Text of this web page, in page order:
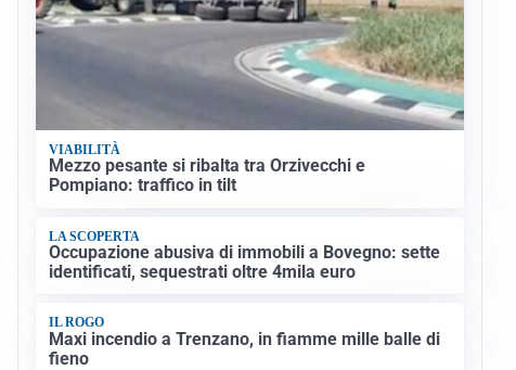
VIABILITÀ
Mezzo pesante si ribalta tra Orzivecchi e
Pompiano: traffico in tilt
LA SCOPERTA
Occupazione abusiva di immobili a Bovegno: sette
identificati, sequestrati oltre 4mila euro
IL ROGO
Maxi incendio a Trenzano, in fiamme mille balle di
fieno